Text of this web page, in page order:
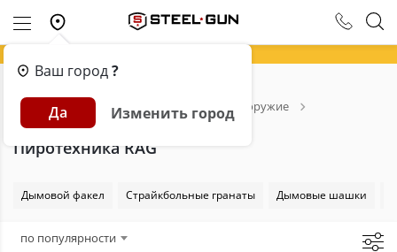
Ваш город?
Да Изменить город
Главная Каталог
Страйкбольное оружие
Пиротехника для страйкбола
RAG
Пиротехника RAG
Дымовой факел Страйкбольные гранаты Дымовые шашки
по популярности